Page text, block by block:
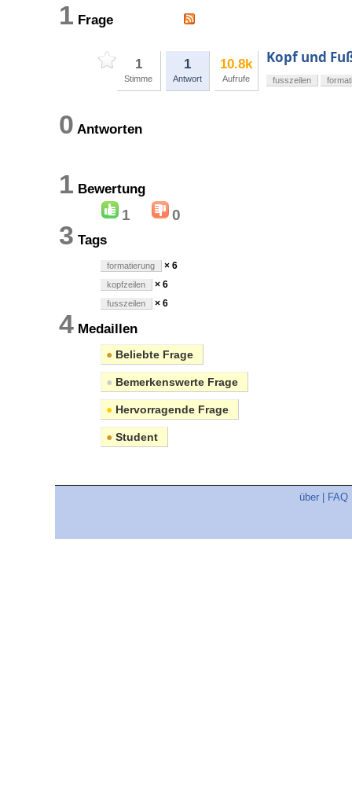
1 Frage
1
Stimme
1
Antwort
10.8k
Aufrufe
Kopf und
fusszeilen
0 Antworten
1 Bewertung
1 0
3 Tags
formatierung × 6
kopfzeilen × 6
fusszeilen × 6
4 Medaillen
● Beliebte Frage
● Bemerkenswerte Frage
● Hervorragende Frage
● Student
über FAQ